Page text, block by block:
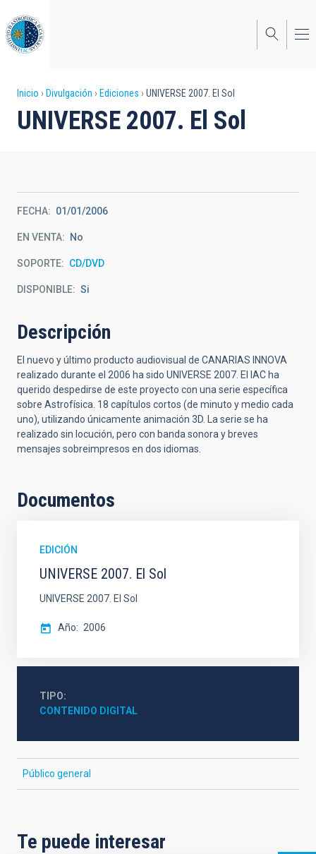
al
contenido
principal
Sobrescribir
enlaces
a
la
navegación
Inicio Divulgación Ediciones UNIVERSE 2007. El Sol
UNIVERSE 2007. El Sol
FECHA 01/01/2006
EN VENTA No
SOPORTE CD/DVD
DISPONIBLE Si
Descripción
El nuevo y último producto audiovisual de CANARIAS INNOVA
realizado durante el 2006 ha sido UNIVERSE 2007. El IAC ha
querido despedirse de este proyecto con una serie específica
sobre Astrofísica. 18 capítulos cortos (de minuto y medio cada
uno), utilizando únicamente animación 3D. La serie se ha
realizado sin locución, pero con banda sonora y breves
mensajes sobreimpresos en dos idiomas.
Documentos
EDICIÓN
UNIVERSE 2007. El Sol
UNIVERSE 2007. El Sol
Año 2006
TIPO
CONTENIDO DIGITAL
Público general
Te puede interesar